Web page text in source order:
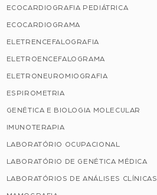
ECOCARDIOGRAFIA PEDIÁTRICA
ECOCARDIOGRAMA
ELETRENCEFALOGRAFIA
ELETROENCEFALOGRAMA
ELETRONEUROMIOGRAFIA
ESPIROMETRIA
GENÉTICA E BIOLOGIA MOLECULAR
IMUNOTERAPIA
LABORATÓRIO OCUPACIONAL
LABORATÓRIO DE GENÉTICA MÉDICA
LABORATÓRIOS DE ANÁLISES CLÍNICAS